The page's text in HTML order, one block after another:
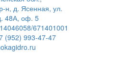
н, д. Ясенная, ул.
48А, оф. 5
671401001
(952) 993-47-47